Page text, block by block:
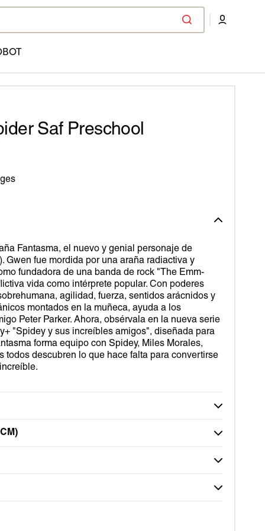
Saf Preschool
Fantasma, el nuevo y genial personaje de
Gwen fue mordida por una araña radiactiva y
fundadora de una banda de rock "The Emm-
vida como intérprete popular. Con poderes
agilidad, fuerza, sentidos arácnidos y
montados en la muñeca, ayuda a los
Peter Parker. Ahora, obsérvala en la nueva serie
"Spidey y sus increíbles amigos", diseñada para
forma equipo con Spidey, Miles Morales,
todos descubren lo que hace falta para convertirse